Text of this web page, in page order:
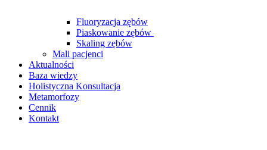
Fluoryzacja zębów
Piaskowanie zębów
Skaling zębów
Mali pacjenci
Aktualności
Baza wiedzy
Holistyczna Konsultacja
Metamorfozy
Cennik
Kontakt